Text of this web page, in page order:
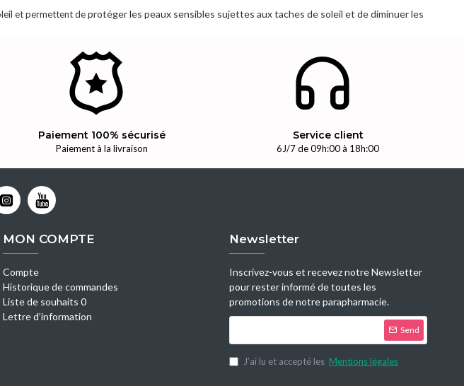
et permettent deprotéger les peaux sensibles sujettes aux taches de soleil et de diminuer les
Paiement 100% sécurisé
Paiement à la livraison
Service client
6J/7 de 09h:00 à 18h:00
MON COMPTE
Compte
Historique de commandes
Liste de souhaits 0
Lettre d’information
Newsletter
Inscrivez-vous et recevez notre Newsletter
pour rester informé de toutes les
promotions de notre parapharmacie.
Send
J’ai lu et accepté les Mentions légales